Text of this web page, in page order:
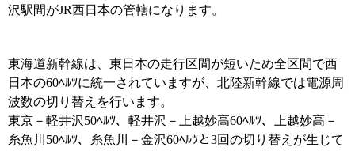
沢駅間がJR西日本の管轄になります。
東海道新幹線は、東日本の走行区間が短いため全区間で西
日本の60ﾍﾙﾂに統一されていますが、北陸新幹線では電源周
波数の切り替えを行います。
東京－軽井沢50ﾍﾙﾂ、軽井沢－上越妙高60ﾍﾙﾂ、上越妙高－
糸魚川50ﾍﾙﾂ、糸魚川－金沢60ﾍﾙﾂと3回の切り替えが生じて